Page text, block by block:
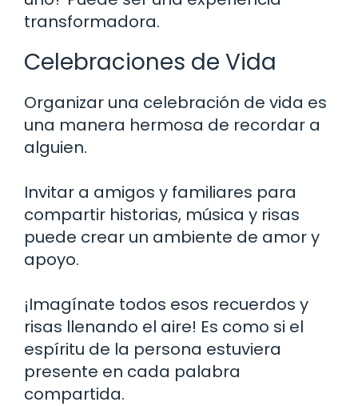
transformadora.
Celebraciones de Vida
Organizar una celebración de vida es
una manera hermosa de recordar a
alguien.
Invitar a amigos y familiares para
compartir historias, música y risas
puede crear un ambiente de amor y
apoyo.
¡Imagínate todos esos recuerdos y
risas llenando el aire! Es como si el
espíritu de la persona estuviera
presente en cada palabra
compartida.